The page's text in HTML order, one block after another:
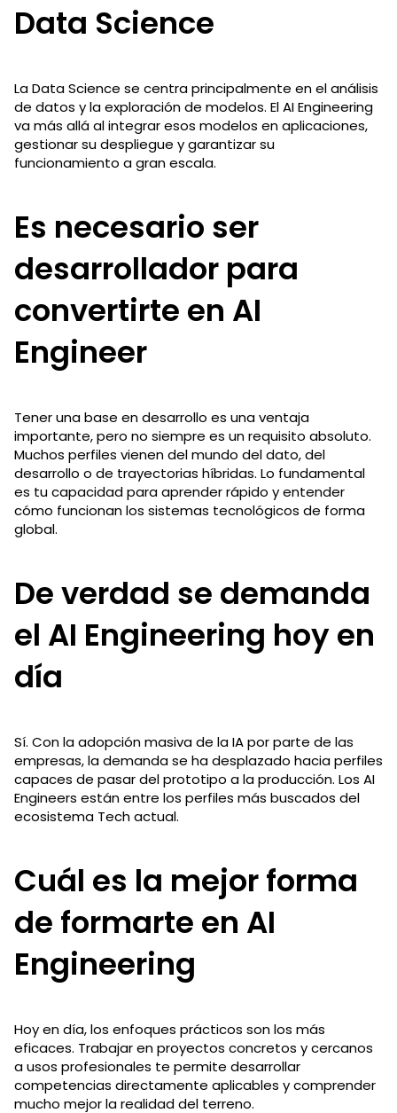
Data Science
La Data Science se centra principalmente en el análisis
de datos y la exploración de modelos. El AI Engineering
va más allá al integrar esos modelos en aplicaciones,
gestionar su despliegue y garantizar su
funcionamiento a gran escala.
Es necesario ser
desarrollador para
convertirte en AI
Engineer
Tener una base en desarrollo es una ventaja
importante, pero no siempre es un requisito absoluto.
Muchos perfiles vienen del mundo del dato, del
desarrollo o de trayectorias híbridas. Lo fundamental
es tu capacidad para aprender rápido y entender
cómo funcionan los sistemas tecnológicos de forma
global.
De verdad se demanda
el AI Engineering hoy en
día
Sí. Con la adopción masiva de la IA por parte de las
empresas, la demanda se ha desplazado hacia perfiles
capaces de pasar del prototipo a la producción. Los AI
Engineers están entre los perfiles más buscados del
ecosistema Tech actual.
Cuál es la mejor forma
de formarte en AI
Engineering
Hoy en día, los enfoques prácticos son los más
eficaces. Trabajar en proyectos concretos y cercanos
a usos profesionales te permite desarrollar
competencias directamente aplicables y comprender
mucho mejor la realidad del terreno.